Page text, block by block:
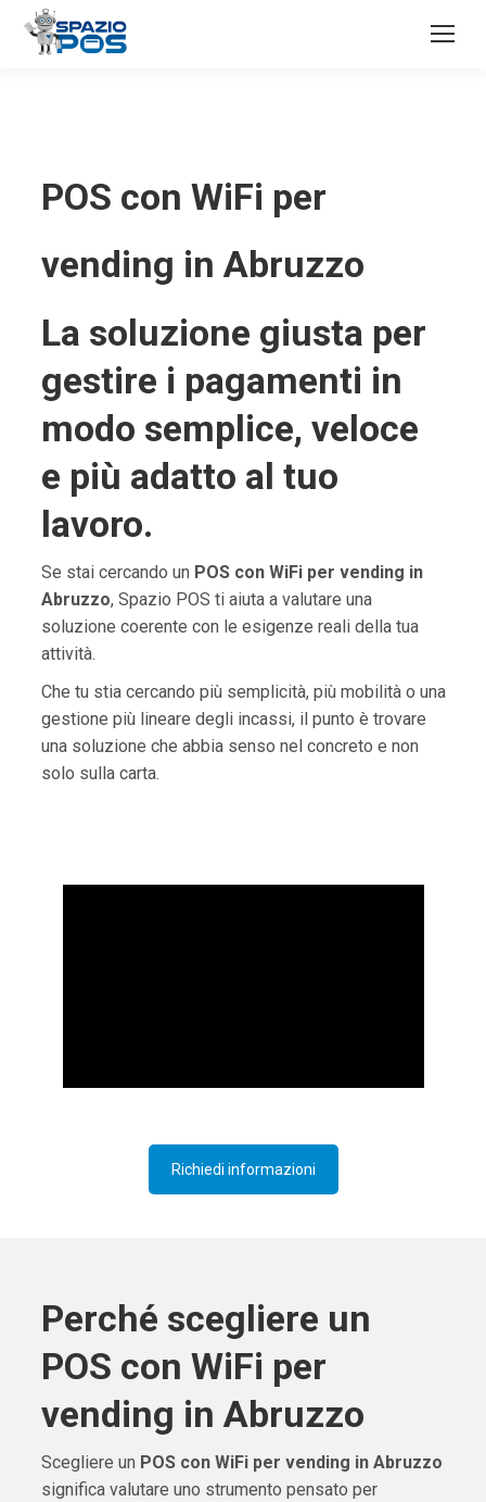
POS con WiFi per
vending in Abruzzo
La soluzione giusta per
gestire i pagamenti in
modo semplice, veloce
e più adatto al tuo
lavoro.
Se stai cercando un POS con WiFi per vending in
Abruzzo, Spazio POS ti aiuta a valutare una
soluzione coerente con le esigenze reali della tua
attività.
Che tu stia cercando più semplicità, più mobilità o una
gestione più lineare degli incassi, il punto è trovare
una soluzione che abbia senso nel concreto e non
solo sulla carta.
Richiedi informazioni
Perché scegliere un
POS con WiFi per
vending in Abruzzo
Scegliere un POS con WiFi per vending in Abruzzo
significa valutare uno strumento pensato per